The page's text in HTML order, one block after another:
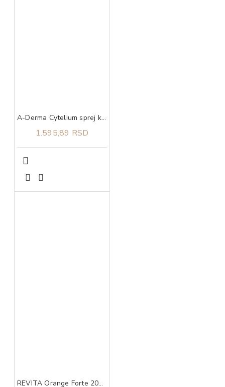
A-Derma Cytelium sprej koji suši i umiruje iritacije na koži 100 ml
1.595,89 RSD
REVITA Orange Forte 200 g